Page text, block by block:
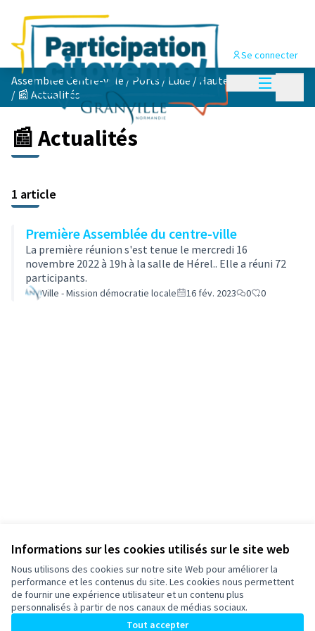
Informations sur les cookies utilisés sur le site web
Nous utilisons des cookies sur notre site Web pour améliorer la
performance et les contenus du site. Les cookies nous permettent
de fournir une expérience utilisateur et un contenu plus
personnalisés à partir de nos canaux de médias sociaux.
Tout accepter
Menu
Se connecter
Assemblée Centre-ville / Ports / Lude / Haute Ville / Chausey
/ 📰 Actualités
📰 Actualités
1 article
Première Assemblée du centre-ville
La première réunion s'est tenue le mercredi 16
novembre 2022 à 19h à la salle de Hérel.. Elle a réuni 72
participants.
Ville - Mission démocratie locale 16 fév. 2023 0 0
Conditions d'utilisation